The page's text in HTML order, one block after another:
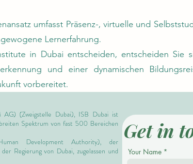
umfasst Präsenz-, virtuelle und
Lernerfahrung.
in Dubai entscheiden, entscheiden Sie
und einer dynamischen
vorbereitet.
(Zweigstelle Dubai), ISB Dubai ist
Spektrum von fast 500 Bereichen
Development Authority),der
Regierung von Dubai, zugelassen und
Get in
Your Name